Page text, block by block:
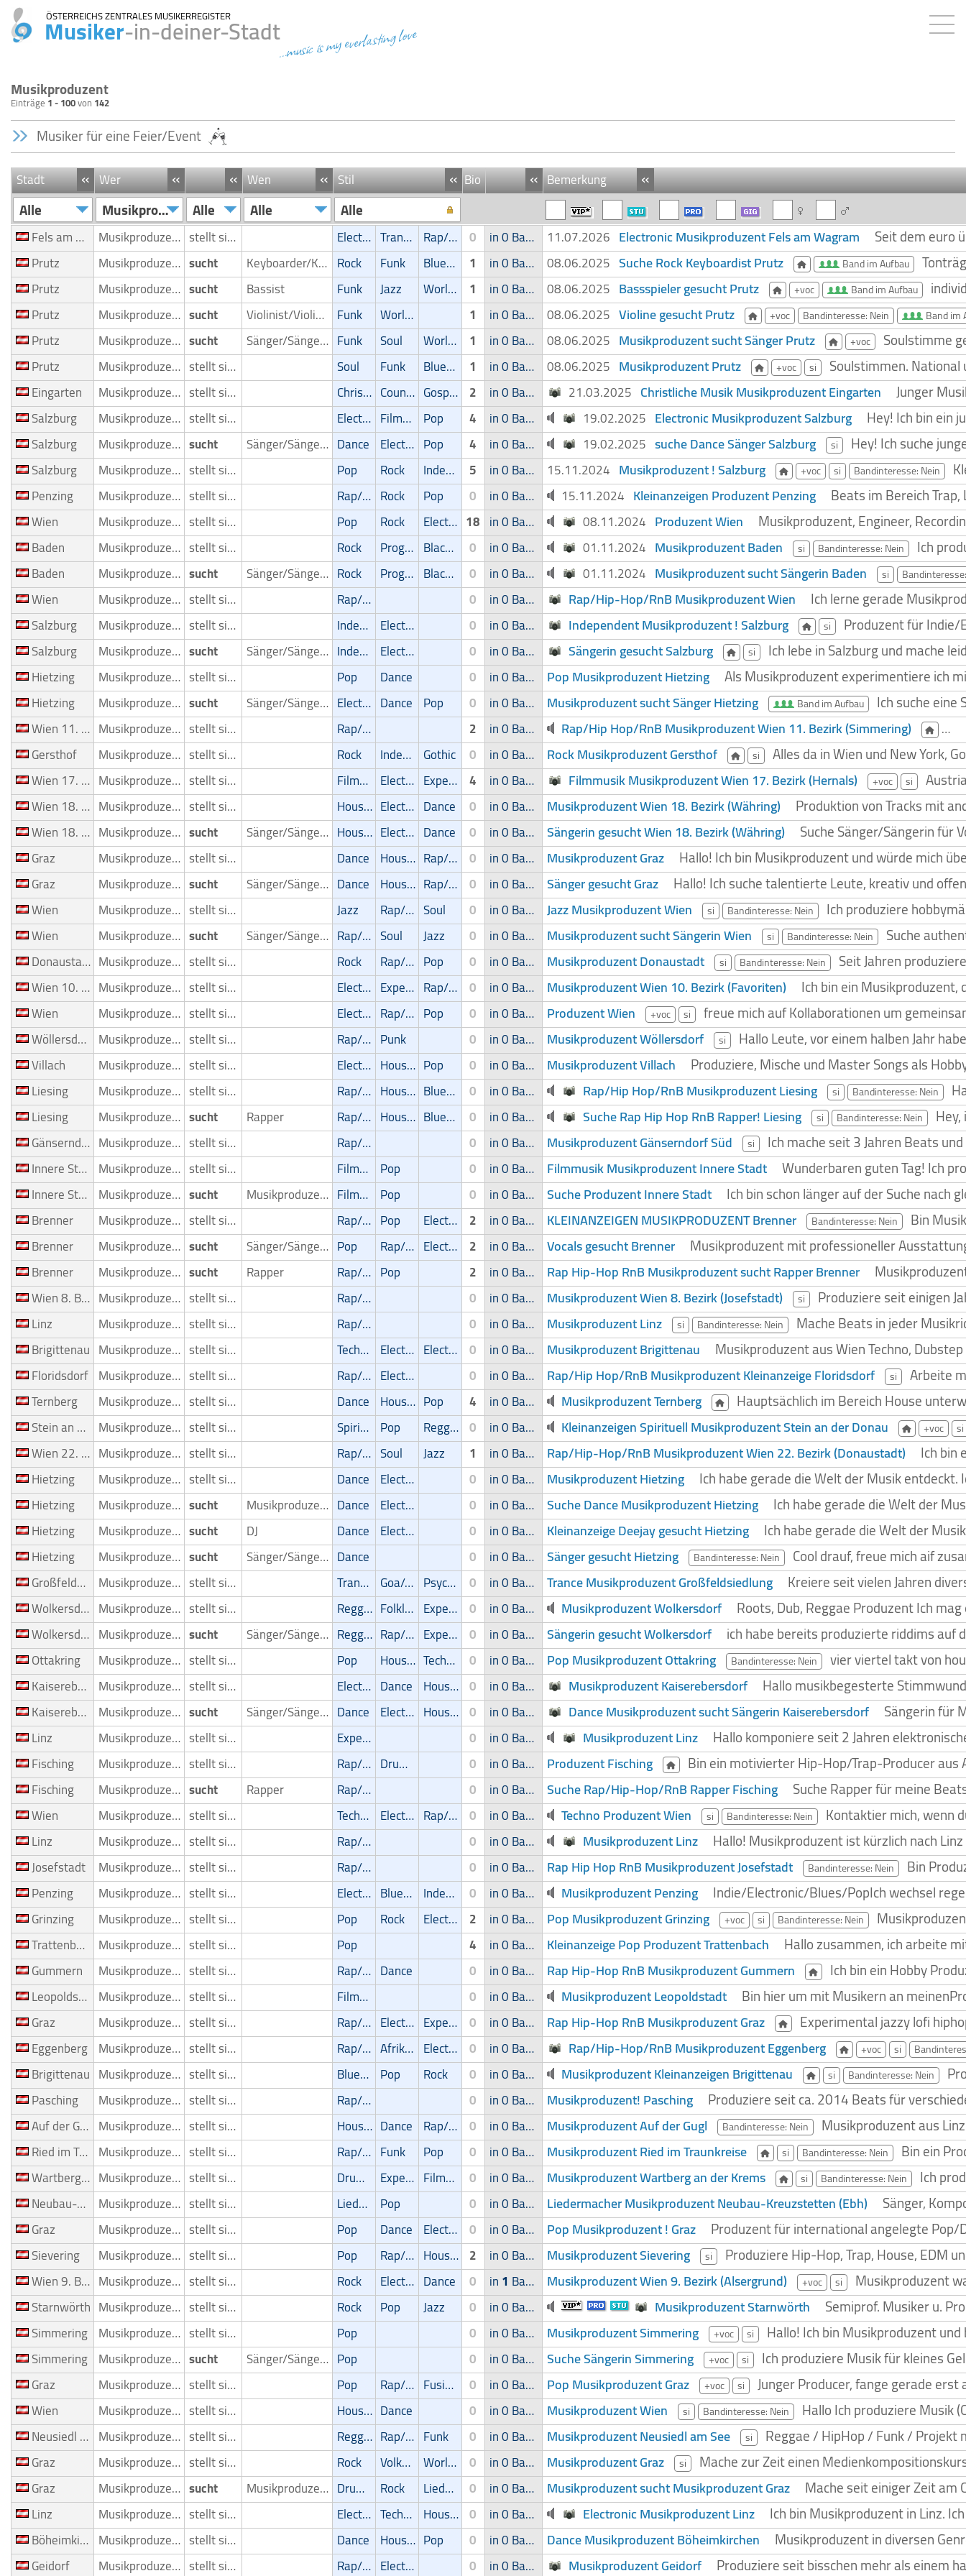
ÖSTERREICHS ZENTRALES MUSIKERREGISTER
Musiker-in-deiner-Stadt...music is my everlasting love
Musikproduzent
Einträge 1 - 100von 142
Musiker für eine Feier/Event
Stadt « Wer « « Wen « Stil « Bio « «
Bemerkung
Alle Musikproduzent Alle Alle Alle
Fels am Wagram Musikproduzent stellt sich vor Electronic Trance Rap/Hip-Hop/RnB 0 in 0 Band 11.07.2026 Electronic Musikproduzent Fels am Wagram Seit dem euro
Prutz Musikproduzent sucht Keyboarder/Keyboardspieler Rock Funk Blues/Swing 1 in 0 Band 08.06.2025 Suche Rock Keyboardist Prutz Band im Aufbau
Prutz Musikproduzent sucht Bassist Funk Jazz World Music 1 in 0 Band 08.06.2025 Bassspieler gesucht Prutz +voc Band im Aufbau
Prutz Musikproduzent sucht Violinist/Violinenspieler/Geiger Funk World Music 1 in 0 Band 08.06.2025 Violine gesucht Prutz +voc Bandinteresse: Nein Band im
Prutz Musikproduzent sucht Sänger/Sängerin Funk Soul World Music 1 in 0 Band 08.06.2025 Musikproduzent sucht Sänger Prutz +voc Soulstimme
Prutz Musikproduzent stellt sich vor Soul Funk Blues/Swing 1 in 0 Band 08.06.2025 Musikproduzent Prutz +voc si Soulstimmen.
Eingarten Musikproduzent stellt sich vor Christliche Musik Country Gospel 2 in 0 Band 21.03.2025 Christliche Musik Musikproduzent Eingarten Junger
Salzburg Musikproduzent stellt sich vor Electronic Filmmusik Pop 4 in 0 Band 19.02.2025 Electronic Musikproduzent Salzburg Hey! Ich bin ein
Salzburg Musikproduzent sucht Sänger/Sängerin Dance Electronic Pop 4 in 0 Band 19.02.2025 suche Dance Sänger Salzburg si Hey! Ich suche
Salzburg Musikproduzent stellt sich vor Pop Rock Independent 5 in 0 Band 15.11.2024 Musikproduzent ! Salzburg +voc si Bandinteresse: Nein
Penzing Musikproduzent stellt sich vor Rap/Hip-Hop/RnB Rock Pop 0 in 0 Band 15.11.2024 Kleinanzeigen Produzent Penzing Beats im Bereich Trap,
Wien Musikproduzent stellt sich vor Pop Rock Electronic 18 in 0 Band 08.11.2024 Produzent Wien Musikproduzent, Engineer,
Baden Musikproduzent stellt sich vor Rock Progressive Blackmetal/Deathmetal 0 in 0 Band 01.11.2024 Musikproduzent Baden si Bandinteresse: Nein Ich
Baden Musikproduzent sucht Sänger/Sängerin Rock Progressive Blackmetal/Deathmetal 0 in 0 Band 01.11.2024 Musikproduzent sucht Sängerin Baden si
Wien Musikproduzent stellt sich vor Rap/Hip-Hop/RnB 0 in 0 Band Rap/Hip-Hop/RnB Musikproduzent Wien Ich lerne gerade
Salzburg Musikproduzent stellt sich vor Independent Electronic 0 in 0 Band Independent Musikproduzent ! Salzburg si Produzent für Indie/
Salzburg Musikproduzent sucht Sänger/Sängerin Independent Electronic 0 in 0 Band Sängerin gesucht Salzburg si Ich lebe in Salzburg und mache
Hietzing Musikproduzent stellt sich vor Pop Dance 0 in 0 Band Pop Musikproduzent Hietzing Als Musikproduzent experimentiere ich
Hietzing Musikproduzent sucht Sänger/Sängerin Electronic Dance Pop 0 in 0 Band Musikproduzent sucht Sänger Hietzing Band im Aufbau Ich suche
Wien 11. Bezirk (Simmering) Musikproduzent stellt sich vor Rap/Hip-Hop/RnB 2 in 0 Band Rap/Hip Hop/RnB Musikproduzent Wien 11. Bezirk (Simmering)
Gersthof Musikproduzent stellt sich vor Rock Independent Gothic 0 in 0 Band Rock Musikproduzent Gersthof si Alles da in Wien und New York,
Wien 17. Bezirk (Hernals) Musikproduzent stellt sich vor Filmmusik Electronic Experimental 4 in 0 Band Filmmusik Musikproduzent Wien 17. Bezirk (Hernals) +voc si
Wien 18. Bezirk (Währing) Musikproduzent stellt sich vor House Electronic Dance 0 in 0 Band Musikproduzent Wien 18. Bezirk (Währing) Produktion von Tracks mit
Wien 18. Bezirk (Währing) Musikproduzent sucht Sänger/Sängerin House Electronic Dance 0 in 0 Band Sängerin gesucht Wien 18. Bezirk (Währing) Suche Sänger/Sängerin für
Graz Musikproduzent stellt sich vor Dance House Rap/Hip-Hop/RnB 0 in 0 Band Musikproduzent Graz Hallo! Ich bin Musikproduzent und würde mich
Graz Musikproduzent sucht Sänger/Sängerin Dance House Rap/Hip-Hop/RnB 0 in 0 Band Sänger gesucht Graz Hallo! Ich suche talentierte Leute, kreativ und
Wien Musikproduzent stellt sich vor Jazz Rap/Hip-Hop/RnB Soul 0 in 0 Band Jazz Musikproduzent Wien si Bandinteresse: Nein Ich produziere
Wien Musikproduzent sucht Sänger/Sängerin Rap/Hip-Hop/RnB Soul Jazz 0 in 0 Band Musikproduzent sucht Sängerin Wien si Bandinteresse: Nein Suche
Donaustadt Musikproduzent stellt sich vor Rock Rap/Hip-Hop/RnB Pop 0 in 0 Band Musikproduzent Donaustadt si Bandinteresse: Nein Seit Jahren
Wien 10. Bezirk (Favoriten) Musikproduzent stellt sich vor Electronic Experimental Rap/Hip-Hop/RnB 0 in 0 Band Musikproduzent Wien 10. Bezirk (Favoriten) Ich bin ein
Wien Musikproduzent stellt sich vor Electronic Rap/Hip-Hop/RnB Pop 0 in 0 Band Produzent Wien +voc si freue mich auf Kollaborationen um
Wöllersdorf Musikproduzent stellt sich vor Rap/Hip-Hop/RnB Punk 0 in 0 Band Musikproduzent Wöllersdorf si Hallo Leute, vor einem halben Jahr
Villach Musikproduzent stellt sich vor Electronic House Pop 0 in 0 Band Musikproduzent Villach Produziere, Mische und Master Songs als
Liesing Musikproduzent stellt sich vor Rap/Hip-Hop/RnB House Blues/Swing 0 in 0 Band Rap/Hip Hop/RnB Musikproduzent Liesing si Bandinteresse: Nein
Liesing Musikproduzent sucht Rapper Rap/Hip-Hop/RnB House Blues/Swing 0 in 0 Band Suche Rap Hip Hop RnB Rapper! Liesing si Bandinteresse: Nein
Gänserndorf Süd Musikproduzent stellt sich vor Rap/Hip-Hop/RnB 0 in 0 Band Musikproduzent Gänserndorf Süd si Ich mache seit 3 Jahren Beats
Innere Stadt Musikproduzent stellt sich vor Filmmusik Pop 0 in 0 Band Filmmusik Musikproduzent Innere Stadt Wunderbaren guten Tag! Ich
Innere Stadt Musikproduzent sucht Musikproduzent Filmmusik Pop 0 in 0 Band Suche Produzent Innere Stadt Ich bin schon länger auf der Suche
Brenner Musikproduzent stellt sich vor Rap/Hip-Hop/RnB Pop Electronic 2 in 0 Band KLEINANZEIGEN MUSIKPRODUZENT Brenner Bandinteresse: Nein Bin
Brenner Musikproduzent sucht Sänger/Sängerin Pop Rap/Hip-Hop/RnB Electronic 2 in 0 Band Vocals gesucht Brenner Musikproduzent mit professioneller
Brenner Musikproduzent sucht Rapper Rap/Hip-Hop/RnB Pop 2 in 0 Band Rap Hip-Hop RnB Musikproduzent sucht Rapper Brenner
Wien 8. Bezirk (Josefstadt) Musikproduzent stellt sich vor Rap/Hip-Hop/RnB 0 in 0 Band Musikproduzent Wien 8. Bezirk (Josefstadt) si Produziere seit einigen
Linz Musikproduzent stellt sich vor Rap/Hip-Hop/RnB 0 in 0 Band Musikproduzent Linz si Bandinteresse: Nein Mache Beats in jeder
Brigittenau Musikproduzent stellt sich vor Techno Electronic Electronic 0 in 0 Band Musikproduzent Brigittenau Musikproduzent aus Wien Techno,
Floridsdorf Musikproduzent stellt sich vor Rap/Hip-Hop/RnB Electronic 0 in 0 Band Rap/Hip Hop/RnB Musikproduzent Kleinanzeige Floridsdorf si Arbeite
Ternberg Musikproduzent stellt sich vor Dance House Pop 4 in 0 Band Musikproduzent Ternberg Hauptsächlich im Bereich House
Stein an der Donau Musikproduzent stellt sich vor Spirituell Pop Reggae 0 in 0 Band Kleinanzeigen Spirituell Musikproduzent Stein an der Donau +voc si
Wien 22. Bezirk (Donaustadt) Musikproduzent stellt sich vor Rap/Hip-Hop/RnB Soul Jazz 1 in 0 Band Rap/Hip-Hop/RnB Musikproduzent Wien 22. Bezirk (Donaustadt) Ich bin
Hietzing Musikproduzent stellt sich vor Dance Electronic 0 in 0 Band Musikproduzent Hietzing Ich habe gerade die Welt der Musik
Hietzing Musikproduzent sucht Musikproduzent Dance Electronic 0 in 0 Band Suche Dance Musikproduzent Hietzing Ich habe gerade die Welt der
Hietzing Musikproduzent sucht DJ Dance Electronic 0 in 0 Band Kleinanzeige Deejay gesucht Hietzing Ich habe gerade die Welt der
Hietzing Musikproduzent sucht Sänger/Sängerin Dance 0 in 0 Band Sänger gesucht Hietzing Bandinteresse: Nein Cool drauf, freue mich aif
Großfeldsiedlung Musikproduzent stellt sich vor Trance Goa/Trip-Hop Psychedelic 0 in 0 Band Trance Musikproduzent Großfeldsiedlung Kreiere seit vielen Jahren
Wolkersdorf Musikproduzent stellt sich vor Reggae Folklore Experimental 0 in 0 Band Musikproduzent Wolkersdorf Roots, Dub, Reggae Produzent Ich
Wolkersdorf Musikproduzent sucht Sänger/Sängerin Reggae Rap/Hip-Hop/RnB Experimental 0 in 0 Band Sängerin gesucht Wolkersdorf ich habe bereits produzierte riddims auf
Ottakring Musikproduzent stellt sich vor Pop House Techno 0 in 0 Band Pop Musikproduzent Ottakring Bandinteresse: Nein vier viertel takt von
Kaiserebersdorf Musikproduzent stellt sich vor Electronic Dance House 0 in 0 Band Musikproduzent Kaiserebersdorf Hallo musikbegesterte
Kaiserebersdorf Musikproduzent sucht Sänger/Sängerin Dance Electronic House 0 in 0 Band Dance Musikproduzent sucht Sängerin Kaiserebersdorf Sängerin für
Linz Musikproduzent stellt sich vor Experimental 0 in 0 Band Musikproduzent Linz Hallo komponiere seit 2 Jahren
Fisching Musikproduzent stellt sich vor Rap/Hip-Hop/RnB Drum'n' Bass 0 in 0 Band Produzent Fisching Bin ein motivierter Hip-Hop/Trap-Producer aus
Fisching Musikproduzent sucht Rapper Rap/Hip-Hop/RnB 0 in 0 Band Suche Rap/Hip-Hop/RnB Rapper Fisching Suche Rapper für meine
Wien Musikproduzent stellt sich vor Techno Electronic Rap/Hip-Hop/RnB 0 in 0 Band Techno Produzent Wien si Bandinteresse: Nein Kontaktier mich, wenn
Linz Musikproduzent stellt sich vor Rap/Hip-Hop/RnB 0 in 0 Band Musikproduzent Linz Hallo! Musikproduzent ist kürzlich nach
Josefstadt Musikproduzent stellt sich vor Rap/Hip-Hop/RnB 0 in 0 Band Rap Hip Hop RnB Musikproduzent Josefstadt Bandinteresse: Nein Bin
Penzing Musikproduzent stellt sich vor Electronic Blues/Swing Independent 0 in 0 Band Musikproduzent Penzing Indie/Electronic/Blues/PopIch wechsel
Grinzing Musikproduzent stellt sich vor Pop Rock Electronic 2 in 0 Band Pop Musikproduzent Grinzing +voc si Bandinteresse: Nein
Trattenbach Musikproduzent stellt sich vor Pop 4 in 0 Band Kleinanzeige Pop Produzent Trattenbach Hallo zusammen, ich arbeite
Gummern Musikproduzent stellt sich vor Rap/Hip-Hop/RnB Dance 0 in 0 Band Rap Hip-Hop RnB Musikproduzent Gummern Ich bin ein Hobby
Leopoldstadt Musikproduzent stellt sich vor Filmmusik 0 in 0 Band Musikproduzent Leopoldstadt Bin hier um mit Musikern an
Graz Musikproduzent stellt sich vor Rap/Hip-Hop/RnB Electronic Experimental 0 in 0 Band Rap Hip-Hop RnB Musikproduzent Graz Experimental jazzy lofi
Eggenberg Musikproduzent stellt sich vor Rap/Hip-Hop/RnB Afrikanisch Electronic 0 in 0 Band Rap/Hip-Hop/RnB Musikproduzent Eggenberg +voc si
Brigittenau Musikproduzent stellt sich vor Blues/Swing Pop Rock 0 in 0 Band Musikproduzent Kleinanzeigen Brigittenau si Bandinteresse: Nein
Pasching Musikproduzent stellt sich vor Rap/Hip-Hop/RnB 0 in 0 Band Musikproduzent! Pasching Produziere seit ca. 2014 Beats für
Auf der Gugl Musikproduzent stellt sich vor House Dance Rap/Hip-Hop/RnB 0 in 0 Band Musikproduzent Auf der Gugl Bandinteresse: Nein Musikproduzent aus
Ried im Traunkreise Musikproduzent stellt sich vor Rap/Hip-Hop/RnB Funk Pop 0 in 0 Band Musikproduzent Ried im Traunkreise si Bandinteresse: Nein Bin ein
Wartberg an der Krems Musikproduzent stellt sich vor Drum'n' Bass Experimental Filmmusik 0 in 0 Band Musikproduzent Wartberg an der Krems si Bandinteresse: Nein Ich
Neubau-Kreuzstetten (Ebh) Musikproduzent stellt sich vor Liedermacher Pop 0 in 0 Band Liedermacher Musikproduzent Neubau-Kreuzstetten (Ebh) Sänger,
Graz Musikproduzent stellt sich vor Pop Dance Electronic 0 in 0 Band Pop Musikproduzent ! Graz Produzent für international angelegte Pop/
Sievering Musikproduzent stellt sich vor Pop Rap/Hip-Hop/RnB House 2 in 0 Band Musikproduzent Sievering si Produziere Hip-Hop, Trap, House, EDM
Wien 9. Bezirk (Alsergrund) Musikproduzent stellt sich vor Rock Electronic Dance 0 in1 Band Musikproduzent Wien 9. Bezirk (Alsergrund) +voc si Musikproduzent
Starnwörth Musikproduzent stellt sich vor Rock Pop Jazz 0 in 0 Band Musikproduzent Starnwörth Semiprof. Musiker u.
Simmering Musikproduzent stellt sich vor Pop 0 in 0 Band Musikproduzent Simmering +voc si Hallo! Ich bin Musikproduzent
Simmering Musikproduzent sucht Sänger/Sängerin Pop 0 in 0 Band Suche Sängerin Simmering +voc si Ich produziere Musik für kleines
Graz Musikproduzent stellt sich vor Pop Rap/Hip-Hop/RnB Fusion 0 in 0 Band Pop Musikproduzent Graz +voc si Junger Producer, fange gerade
Wien Musikproduzent stellt sich vor House Dance 0 in 0 Band Musikproduzent Wien si Bandinteresse: Nein Hallo Ich produziere Musik
Neusiedl am See Musikproduzent stellt sich vor Reggae Rap/Hip-Hop/RnB Funk 0 in 0 Band Musikproduzent Neusiedl am See si Reggae / HipHop / Funk / Projekt
Graz Musikproduzent stellt sich vor Rock Volksmusik World Music 0 in 0 Band Musikproduzent Graz si Mache zur Zeit einen
Graz Musikproduzent sucht Musikproduzent Drum'n' Bass Rock Liedermacher 0 in 0 Band Musikproduzent sucht Musikproduzent Graz Mache seit einiger Zeit am
Linz Musikproduzent stellt sich vor Electronic Techno House 0 in 0 Band Electronic Musikproduzent Linz Ich bin Musikproduzent in Linz.
Böheimkirchen Musikproduzent stellt sich vor Dance House Pop 0 in 0 Band Dance Musikproduzent Böheimkirchen Musikproduzent in diversen
Geidorf Musikproduzent stellt sich vor Rap/Hip-Hop/RnB Electronic 0 in 0 Band Musikproduzent Geidorf Produziere seit bisschen mehr als einem